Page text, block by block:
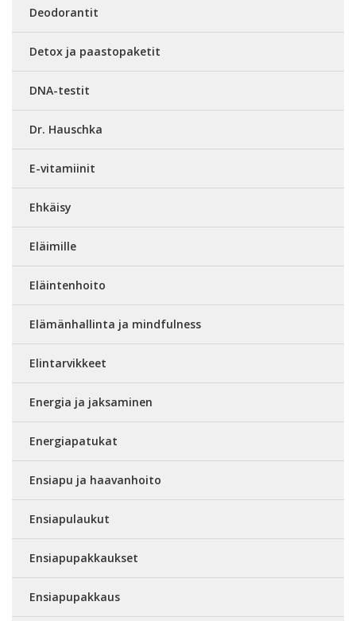
Deodorantit
Detox ja paastopaketit
DNA-testit
Dr. Hauschka
E-vitamiinit
Ehkäisy
Eläimille
Eläintenhoito
Elämänhallinta ja mindfulness
Elintarvikkeet
Energia ja jaksaminen
Energiapatukat
Ensiapu ja haavanhoito
Ensiapulaukut
Ensiapupakkaukset
Ensiapupakkaus